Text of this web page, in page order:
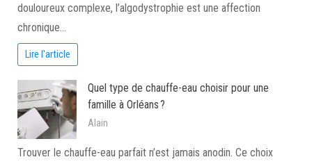
douloureux complexe, l’algodystrophie est une affection
chronique…
Lire l'article
Quel type de chauffe-eau choisir pour une
famille à Orléans ?
Alain
Trouver le chauffe-eau parfait n’est jamais anodin. Ce choix